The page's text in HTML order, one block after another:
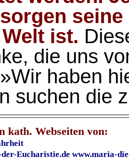
ist.
die uns
haben
suchen die
kath. Webseiten von:
Eucharistie.de www.maria-